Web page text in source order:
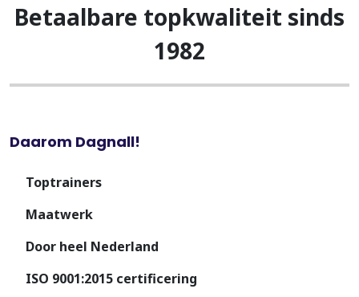
Betaalbare topkwaliteit sinds
1982
Daarom Dagnall!
Toptrainers
Maatwerk
Door heel Nederland
ISO 9001:2015 certificering